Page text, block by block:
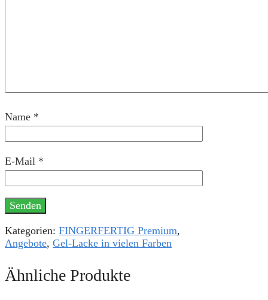
Name *
E-Mail *
Kategorien: FINGERFERTIG Premium,
Angebote, Gel-Lacke in vielen Farben
Ähnliche Produkte